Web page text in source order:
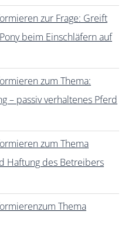
zur Frage: Greift
beim Einschläfern auf
zum Thema:
– passiv verhaltenes Pferd
zum Thema
Haftung des Betreibers
Thema